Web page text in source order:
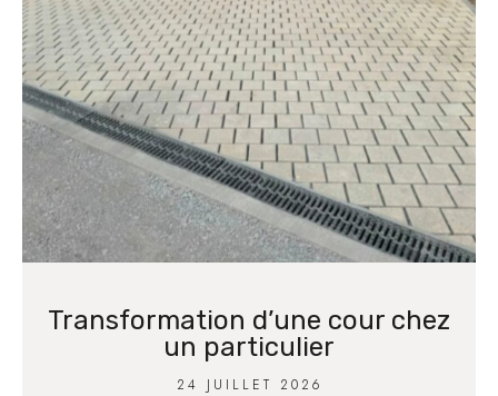
Transformation d’une cour chez
un particulier
24 JUILLET 2026